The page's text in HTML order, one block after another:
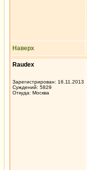
Наверх
Raudex
Зарегистрирован: 16.11.2013
Суждений: 5829
Откуда: Москва